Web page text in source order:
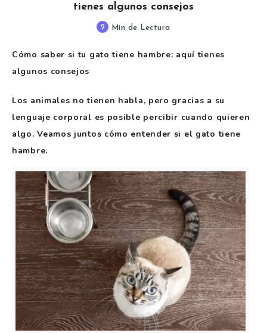
tienes algunos consejos
2 Min de Lectura
Cómo saber si tu gato tiene hambre: aquí tienes
algunos consejos
Los animales no tienen habla, pero gracias a su
lenguaje corporal es posible percibir cuando quieren
algo. Veamos juntos cómo entender si el gato tiene
hambre.